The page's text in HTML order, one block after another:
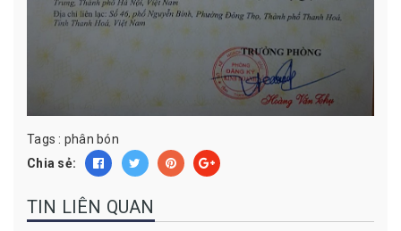
Tags : phân bón
Chia sẻ:
TIN LIÊN QUAN